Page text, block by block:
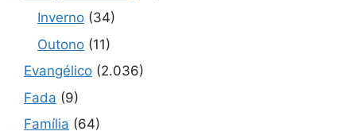
Inverno (34)
Outono (11)
Evangélico (2.036)
Fada (9)
Família (64)